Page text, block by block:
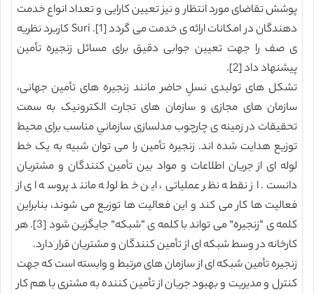
پوشش تقاضای مورد انتظار و نیز تعیین کارایی و تعداد انواع خدمت
دهندگان در امکانات ارائه ی خدمت می گردد [1]. Suri کاربرد نظریه
ی صف را جهت تعیین جوابی دقیق برای مسائل زنجیره تأمین
پیشنهاد داد [2].
تشکل های تولیدی نسلِ حاضر مانند زنجیره های تأمین جهانی،
سازمان های مجازی و سازمان های تجارت الکترونیک به سمت
تحقیقات در زمینه ی چارچوب مدلسازی سازمانیِ مناسب برای محیط
توزیع هدایت شده اند. زنجیره تأمین را می توان شبیه به یک خط
لوله ای از جریان اطلاعات و مواد بین تأمین کنندگان و مشتریان
دانست. از نقطه نظر عملیاتی، این خط لوله مانند پروسه ای از
فعالیت ها کار می کند و این فعالیت ها توزیع می شوند، بنابراین
کلمه ی “زنجیره” می تواند با کلمه ی “شبکه” جایگزین شود [3]. هر
کارخانه در وسط شبکه ای از تأمین کنندگان و مشتریان قرار دارد.
زنجیره تأمین شبکه ای از سازمان های مرتبط و وابسته است که جهت
کنترل و مدیریت و بهبود جریان از تأمین کننده به مشتری با هم کار